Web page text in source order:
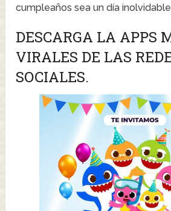
cumpleaños sea un día
DESCARGA LA APPS
VIRALES DE LAS
SOCIALES.